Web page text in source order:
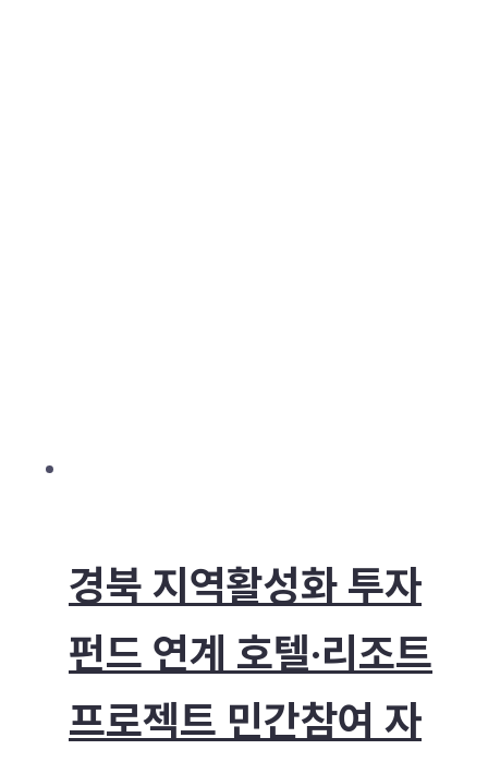
경북 지역활성화 투자
펀드 연계 호텔·리조트
프로젝트 민간참여 자